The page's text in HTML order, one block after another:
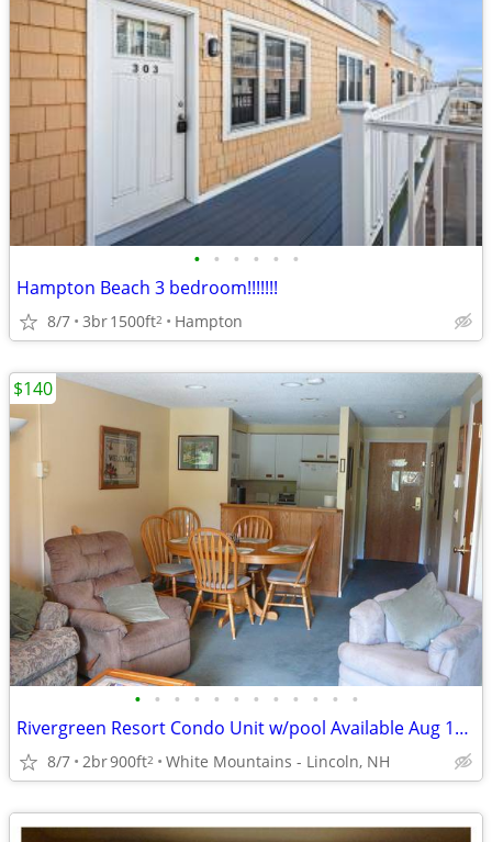
• • • • • •
Hampton Beach 3 bedroom!!!!!!!
8/7 3br1500ft2 Hampton
• • • • • • • • • • • •
Rivergreen Resort Condo Unit w/pool Available Aug 17-Sept 2
8/7 2br900ft2 White Mountains - Lincoln, NH
$140